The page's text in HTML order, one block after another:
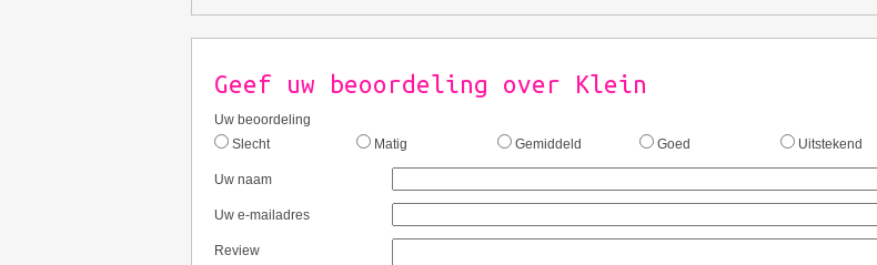
Geef uw beoordeling over Klein
Uw beoordeling
Slecht
Matig Gemiddeld Goed Uitstekend
Uw naam
Uw e-mailadres
Review